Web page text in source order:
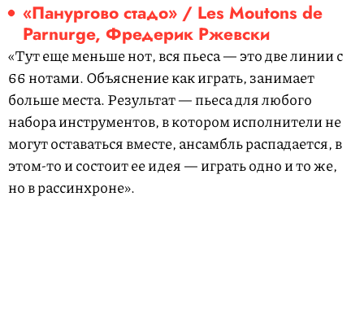
«Панургово стадо» / Les Moutons de
Parnurge, Фредерик Ржевски
«Тут еще меньше нот, вся пьеса — это две линии с
66 нотами. Объяснение как играть, занимает
больше места. Результат — пьеса для любого
набора инструментов, в котором исполнители не
могут оставаться вместе, ансамбль распадается, в
этом-то и состоит ее идея — играть одно и то же,
но в рассинхроне».